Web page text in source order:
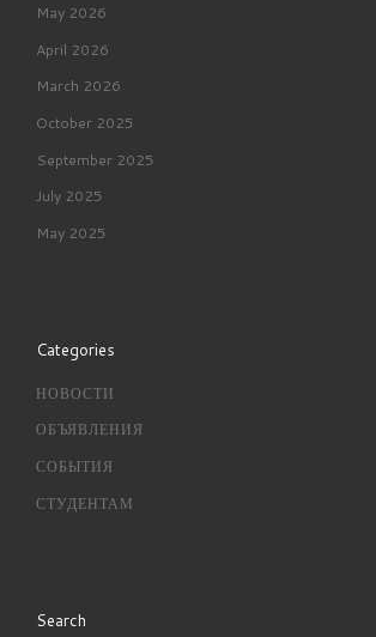
May 2026
April 2026
March 2026
October 2025
September 2025
July 2025
May 2025
Categories
НОВОСТИ
ОБЪЯВЛЕНИЯ
СОБЫТИЯ
СТУДЕНТАМ
Search